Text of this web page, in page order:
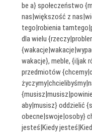
be a} społeczeństwo
nas|większość z
tego|robienia
dla wielu
wakacje}, meble, {i|jak
przedmiotów
aby|musisz} oddzielić
obecne|swoje|osoby}
jesteś|Kiedy